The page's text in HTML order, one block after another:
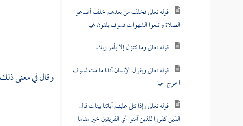
قوله تعالى فخلف من بعدهم خلف أضاعوا
الصلاة واتبعوا الشهوات فسوف يلقون غيا
قوله تعالى وما نتنزل إلا بأمر ربك
قوله تعالى ويقول الإنسان أئذا ما مت لسوف
أخرج حيا
قوله تعالى وإذا تتلى عليهم آياتنا بينات قال
الذين كفروا للذين آمنوا أي الفريقين خير مقاما
وقال في معنى ذلك